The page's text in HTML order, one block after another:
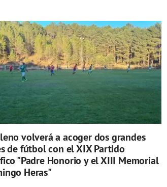
volverá a acoger dos grandes
de fútbol con el XIX Partido
"Padre Honorio y el XIII Memorial
Heras"